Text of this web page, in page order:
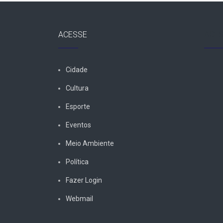
ACESSE
Cidade
Cultura
Esporte
Eventos
Meio Ambiente
Política
Fazer Login
Webmail